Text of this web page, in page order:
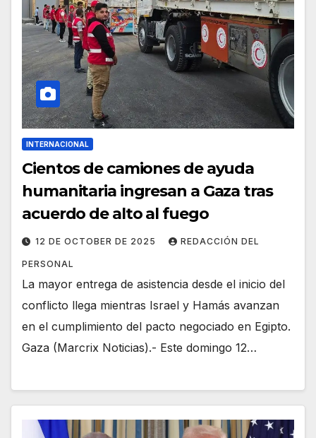
INTERNACIONAL
Cientos de camiones de ayuda
humanitaria ingresan a Gaza tras
acuerdo de alto al fuego
12 DE OCTOBER DE 2025 REDACCIÓN DEL
PERSONAL
La mayor entrega de asistencia desde el inicio del
conflicto llega mientras Israel y Hamás avanzan
en el cumplimiento del pacto negociado en Egipto.
Gaza (Marcrix Noticias).- Este domingo 12…